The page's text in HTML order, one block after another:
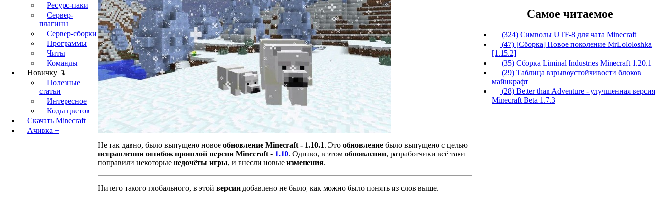
Ресурс-паки
Сервер-
плагины
Сервер-сборки
Программы
Читы
Команды
Новичку ↴
Полезные
статьи
Интересное
Коды цветов
Скачать Minecraft
Ачивка +
Не так давно, было выпущено новое обновление Minecraft - 1.10.1. Это обновление было выпущено с целью
исправления ошибок прошлой версии Minecraft - 1.10. Однако, в этом обновлении, разработчики всё таки
поправили некоторые недочёты игры, и внесли новые изменения.
Ничего такого глобального, в этой версии добавлено не было, как можно было понять из слов выше.
Самое читаемое
(324) Символы UTF-8 для чата Minecraft
(47) [Сборка] Новое поколение MrLololoshka
[1.15.2]
(35) Сборка Liminal Industries Minecraft 1.20.1
(29) Таблица взрывоустойчивости блоков
майнкрафт
(28) Better than Adventure - улучшенная версия
Minecraft Beta 1.7.3